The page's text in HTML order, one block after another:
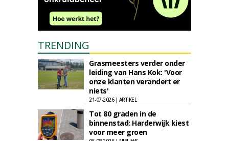
TRENDING
Grasmeesters verder onder
leiding van Hans Kok: 'Voor
onze klanten verandert er
niets'
21-07-2026 | ARTIKEL
Tot 80 graden in de
binnenstad: Harderwijk kiest
voor meer groen